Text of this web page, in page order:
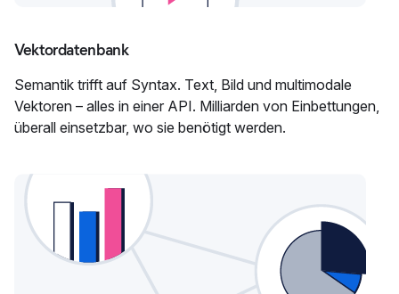
Vektordatenbank
Semantik trifft auf Syntax. Text, Bild und multimodale
Vektoren – alles in einer API. Milliarden von Einbettungen,
überall einsetzbar, wo sie benötigt werden.